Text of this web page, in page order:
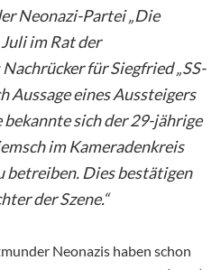
Neonazi-Partei „Die
im Rat der
für Siegfried „SS-
Aussage eines Aussteigers
bekannte sich der 29-jährige
im Kameradenkreis
betreiben. Dies bestätigen
der Szene.“
Neonazis haben schon